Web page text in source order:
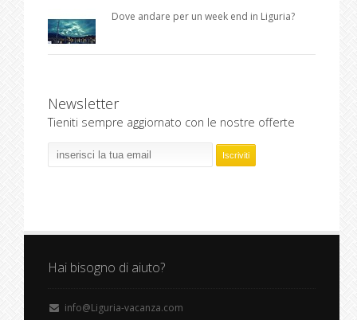
Dove andare per un week end in Liguria?
Newsletter
Tieniti sempre aggiornato con le nostre offerte
Hai bisogno di aiuto?
info@Liguria-vacanza.com